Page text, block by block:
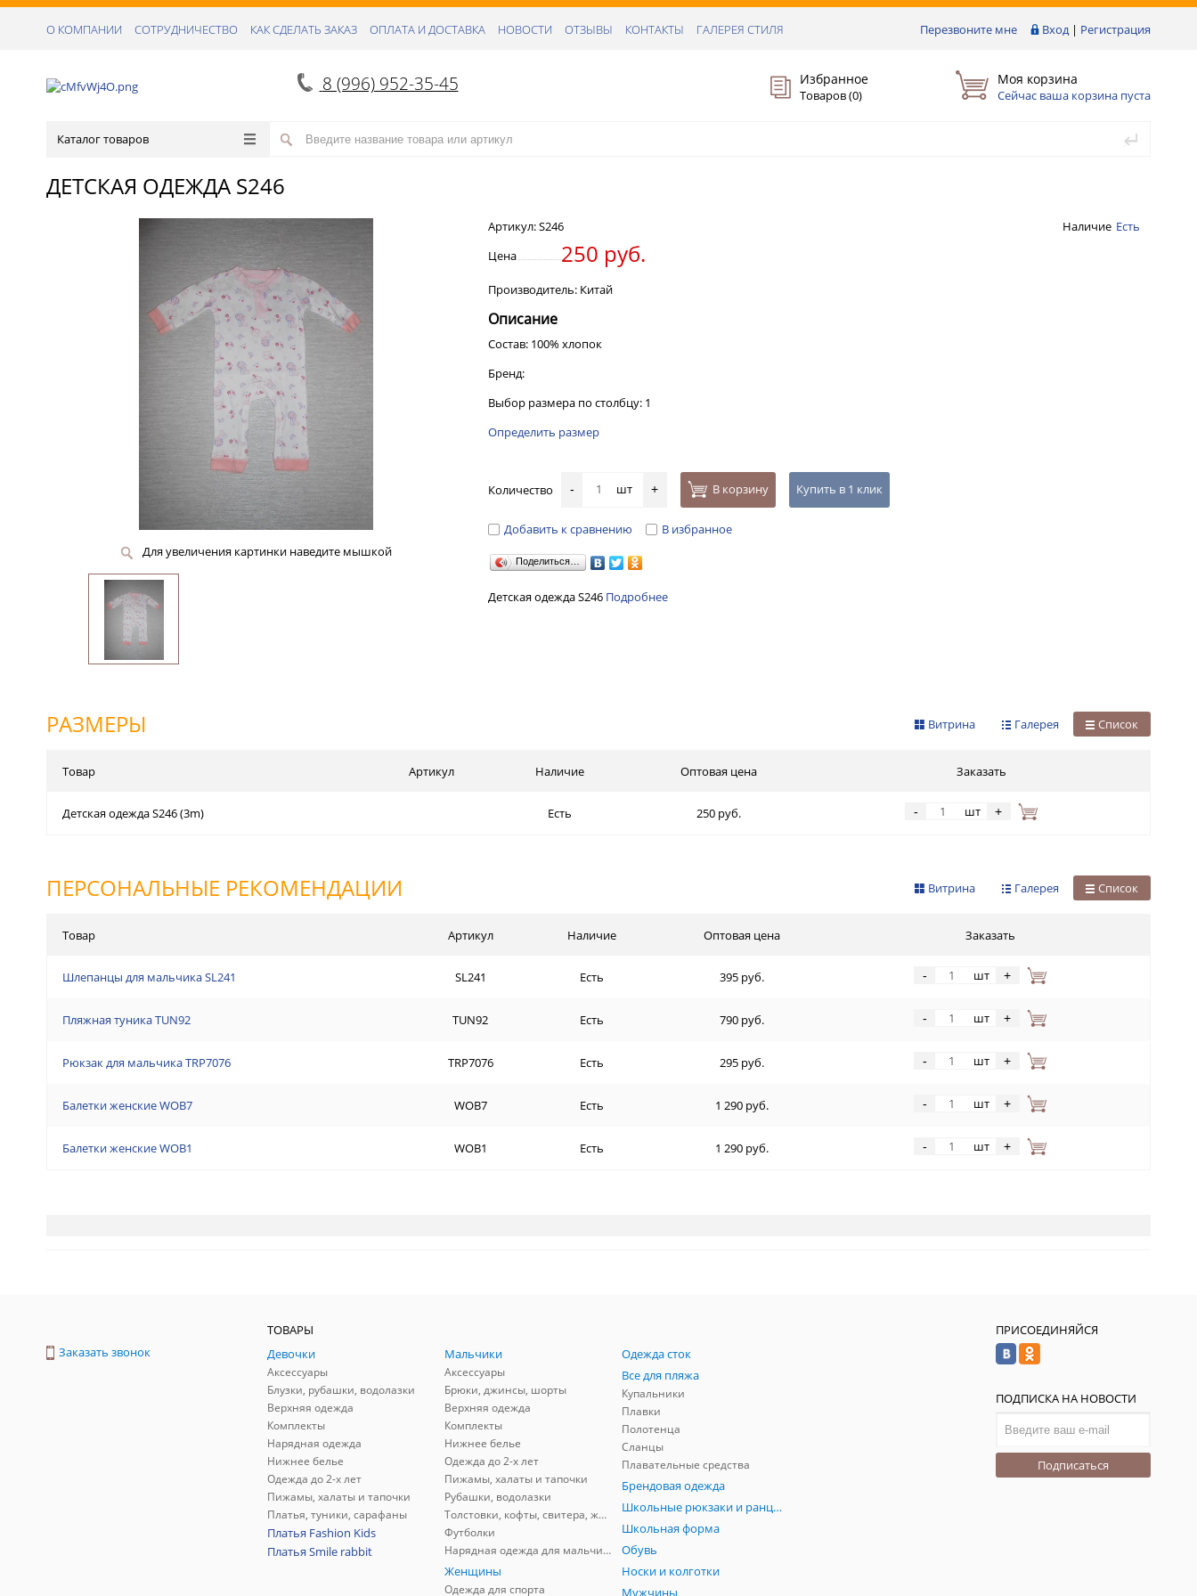
Перезвоните мне Вход | Регистрация
О КОМПАНИИ СОТРУДНИЧЕСТВО КАК СДЕЛАТЬ ЗАКАЗ ОПЛАТА И ДОСТАВКА НОВОСТИ ОТЗЫВЫ КОНТАКТЫ ГАЛЕРЕЯ СТИЛЯ
8 (996) 952-35-45 Избранное
Товаров (0)
Моя корзина
Сейчас ваша корзина пуста
Каталог товаров
ДЕТСКАЯ ОДЕЖДА S246
Для увеличения картинки наведите мышкой
Артикул:S246 Наличие Есть
Цена
250 руб.
Производитель: Китай
Описание
Состав: 100% хлопок
Бренд:
Выбор размера по столбцу: 1
Определить размер
Количество - шт + В корзину Купить в 1 клик
Добавить к сравнению В избранное
Поделиться…
Детская одежда S246 Подробнее
РАЗМЕРЫ Список
Галерея
Витрина
Товар Артикул Наличие Оптовая цена Заказать
Детская одежда S246 (3m) Есть 250 руб. - шт +
ПЕРСОНАЛЬНЫЕ РЕКОМЕНДАЦИИ Список
Галерея
Витрина
Товар Артикул Наличие Оптовая цена Заказать
Шлепанцы для мальчика SL241 SL241 Есть 395 руб. - шт +
Пляжная туника TUN92 TUN92 Есть 790 руб. - шт +
Рюкзак для мальчика TRP7076 TRP7076 Есть 295 руб. - шт +
Балетки женские WOB7 WOB7 Есть 1 290 руб. - шт +
Балетки женские WOB1 WOB1 Есть 1 290 руб. - шт +
Заказать звонок
ТОВАРЫ
Девочки
Аксессуары
Блузки, рубашки, водолазки
Верхняя одежда
Комплекты
Нарядная одежда
Нижнее белье
Одежда до 2-х лет
Пижамы, халаты и тапочки
Платья, туники, сарафаны
Платья Fashion Kids
Платья Smile rabbit
Мальчики
Аксессуары
Брюки, джинсы, шорты
Верхняя одежда
Комплекты
Нижнее белье
Одежда до 2-х лет
Пижамы, халаты и тапочки
Рубашки, водолазки
Толстовки, кофты, свитера, жилеты
Футболки
Нарядная одежда для мальчиков
Одежда сток
Все для пляжа
Купальники
Плавки
Полотенца
Сланцы
Плавательные средства
Брендовая одежда
Школьные рюкзаки и ранцы, мешки для обуви
Школьная форма
Обувь
Женщины
Одежда для спорта
Носки и колготки
Мужчины
ПРИСОЕДИНЯЙСЯ
ПОДПИСКА НА НОВОСТИ
Подписаться